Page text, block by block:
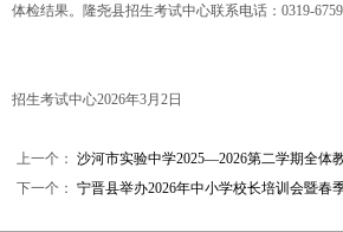
体检结果。隆尧县招生考试中心联系电话：0319-
招生考试中心2026年3月2日
上一个： 沙河市实验中学2025—2026第二学期全体
下一个： 宁晋县举办2026年中小学校长培训会暨春